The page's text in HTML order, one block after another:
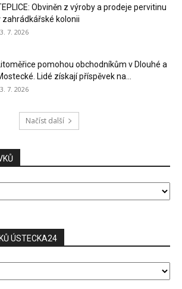
Obviněn z výroby a prodeje pervitinu
zahrádkářské kolonii
7. 2026
pomohou obchodníkům v Dlouhé a
Lidé získají příspěvek na...
7. 2026
Načíst další
ÚSTECKA24